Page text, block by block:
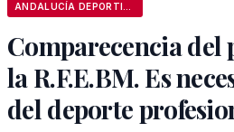
Comparecencia del
la R.F.E.BM. Es
del deporte